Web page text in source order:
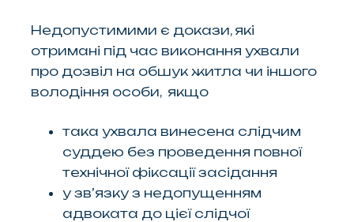
Недопустимими є докази, які
отримані під час виконання ухвали
про дозвіл на обшук житла чи іншого
володіння особи, якщо
така ухвала винесена слідчим
суддею без проведення повної
технічної фіксації засідання
у зв’язку з недопущенням
адвоката до цієї слідчої